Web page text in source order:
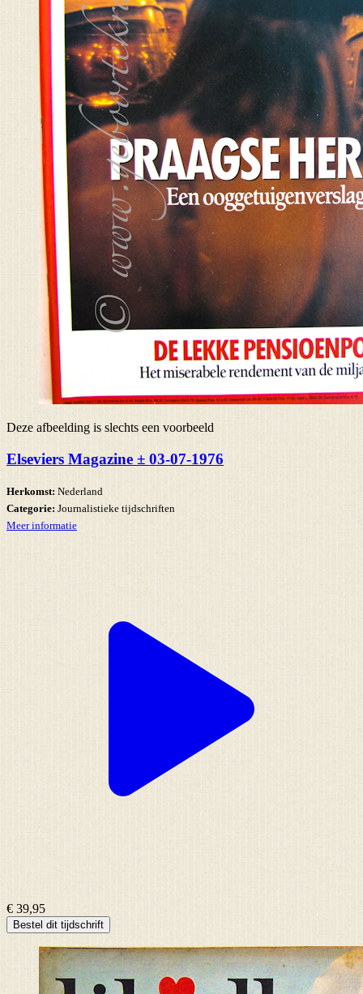
Deze afbeelding is slechts een voorbeeld
Elseviers Magazine ± 03-07-1976
Herkomst: Nederland
Categorie: Journalistieke tijdschriften
Meer informatie
€ 39,95
Bestel dit tijdschrift